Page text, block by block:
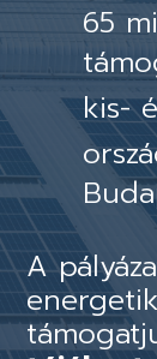
65
kis-
A